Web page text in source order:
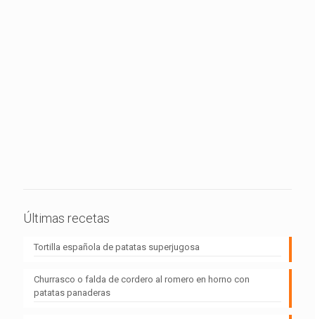
Últimas recetas
Tortilla española de patatas superjugosa
Churrasco o falda de cordero al romero en horno con
patatas panaderas